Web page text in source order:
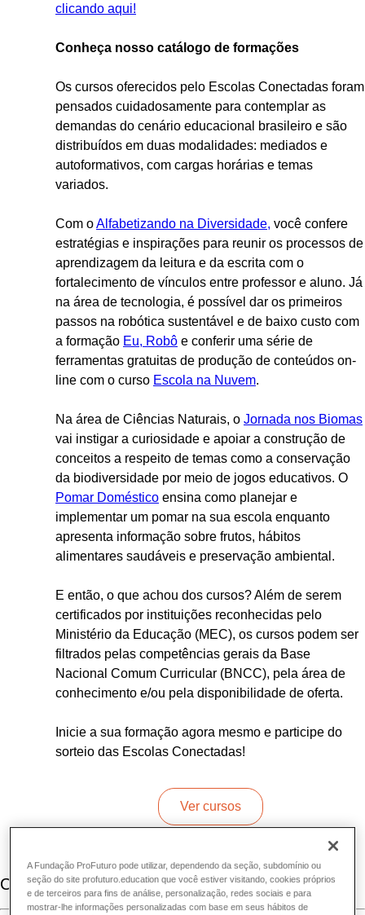
clicando aqui!
Conheça nosso catálogo de formações
Os cursos oferecidos pelo Escolas Conectadas foram
pensados cuidadosamente para contemplar as
demandas do cenário educacional brasileiro e são
distribuídos em duas modalidades: mediados e
autoformativos, com cargas horárias e temas
variados.
Com oAlfabetizando na Diversidade, você confere
estratégias e inspirações para reunir os processos de
aprendizagem da leitura e da escrita com o
fortalecimento de vínculos entre professor e aluno. Já
na área de tecnologia, é possível dar os primeiros
passos na robótica sustentável e de baixo custo com
a formação Eu, Robô e conferir uma série de
ferramentas gratuitas de produção de conteúdos on-
line com o curso Escola na Nuvem.
Na área de Ciências Naturais, o Jornada nos Biomas
vai instigar a curiosidade e apoiar a construção de
conceitos a respeito de temas como a conservação
da biodiversidade por meio de jogos educativos. O
Pomar Doméstico ensina como planejar e
implementar um pomar na sua escola enquanto
apresenta informação sobre frutos, hábitos
alimentares saudáveis e preservação ambiental.
E então, o que achou dos cursos? Além de serem
certificados por instituições reconhecidas pelo
Ministério da Educação (MEC), os cursos podem ser
filtrados pelas competências gerais da Base
Nacional Comum Curricular (BNCC), pela área de
conhecimento e/ou pela disponibilidade de oferta.
Inicie a sua formação agora mesmo e participe do
sorteio das Escolas Conectadas!
Ver cursos
Comentários
A Fundação ProFuturo pode utilizar, dependendo da seção, subdomínio ou
seção do site profuturo.education que você estiver visitando, cookies próprios
e de terceiros para fins de análise, personalização, redes sociais e para
mostrar-lhe informações personalizadas com base em seus hábitos de